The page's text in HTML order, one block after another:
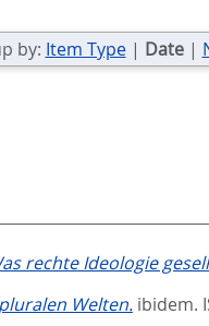
by: Item Type| Date|
rechte Ideologie
Welten. ibidem.